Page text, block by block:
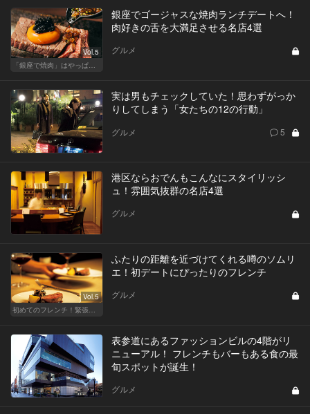
Vol.5
「銀座で焼肉」はやっぱりテンションが上がります！
銀座でゴージャスな焼肉ランチデートへ！
肉好きの舌を大満足させる名店4選
グルメ
実は男もチェックしていた！思わずがっか
りしてしまう「女たちの12の行動」
グルメ 5
港区ならおでんもこんなにスタイリッシ
ュ！雰囲気抜群の名店4選
グルメ
Vol.5
初めてのフレンチ！緊張せずに楽しめる人気店
ふたりの距離を近づけてくれる噂のソムリ
エ！初デートにぴったりのフレンチ
グルメ
表参道にあるファッションビルの4階がリ
ニューアル！ フレンチもバーもある食の最
旬スポットが誕生！
グルメ